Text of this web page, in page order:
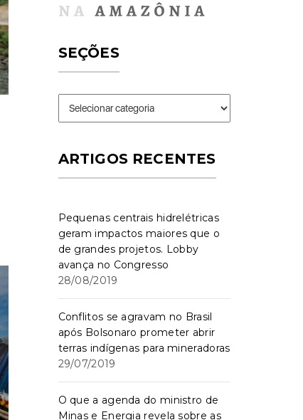
SEÇÕES
Seções
ARTIGOS RECENTES
Pequenas centrais hidrelétricas
geram impactos maiores que o
de grandes projetos. Lobby
avança no Congresso
28/08/2019
Conflitos se agravam no Brasil
após Bolsonaro prometer abrir
terras indígenas para mineradoras
29/07/2019
O que a agenda do ministro de
Minas e Energia revela sobre as